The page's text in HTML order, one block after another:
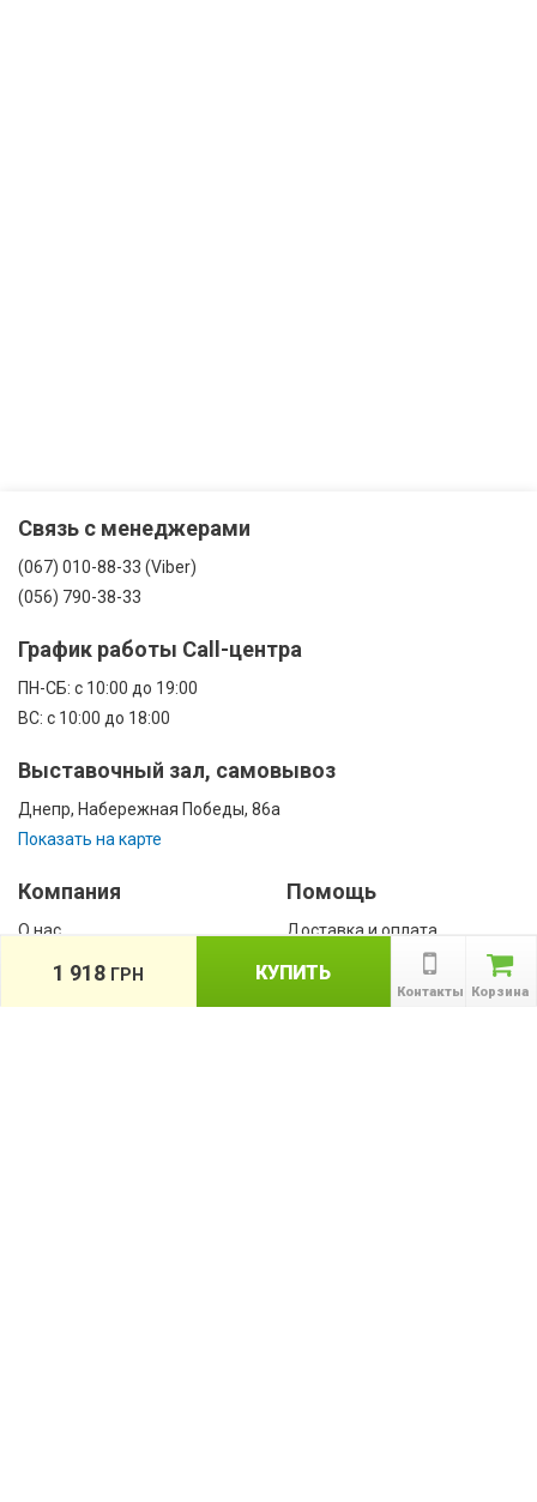
Связь с менеджерами
(067) 010-88-33 (Viber)
(056) 790-38-33
График работы Call-центра
ПН-CБ: с 10:00 до 19:00
ВС: с 10:00 до 18:00
Выставочный зал, самовывоз
Днепр, Набережная Победы, 86а
Показать на карте
Компания
О нас
Помощь
Доставка и оплата
Корзина
Контакты
КУПИТЬ
1 918 ГРН